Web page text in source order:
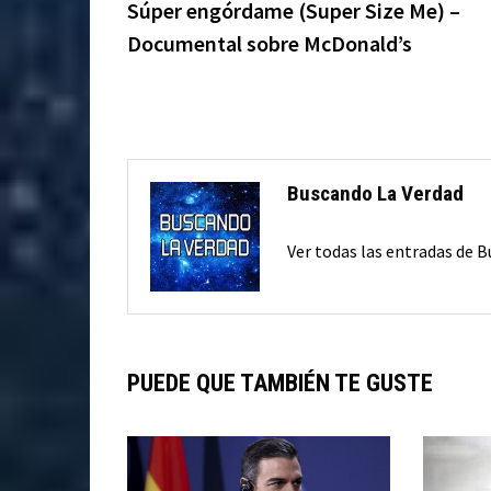
de
anterior:
Súper engórdame (Super Size Me) –
Documental sobre McDonald’s
Buscando La Verdad
Ver todas las entradas de
PUEDE QUE TAMBIÉN TE GUSTE